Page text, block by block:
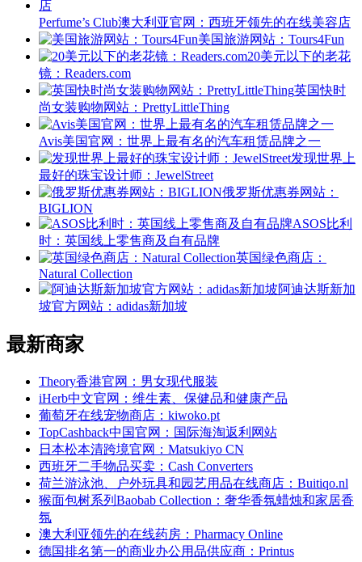
Perfume’s Club澳大利亚官网：西班牙领先的在线美容店
美国旅游网站：Tours4Fun
20美元以下的老花
镜：Readers.com
英国快时
尚女装购物网站：PrettyLittleThing
Avis美国官网：世界上最有名的汽车租赁品牌之一
发现世界上
最好的珠宝设计师：JewelStreet
俄罗斯优惠券网站：
BIGLION
ASOS比利
时：英国线上零售商及自有品牌
英国绿色商店：
Natural Collection
阿迪达斯新加
坡官方网站：adidas新加坡
最新商家
Theory香港官网：男女现代服装
iHerb中文官网：维生素、保健品和健康产品
葡萄牙在线宠物商店：kiwoko.pt
TopCashback中国官网：国际海淘返利网站
日本松本清跨境官网：Matsukiyo CN
西班牙二手物品买卖：Cash Converters
荷兰游泳池、户外玩具和园艺用品在线商店：Buitiqo.nl
猴面包树系列Baobab Collection：奢华香氛蜡烛和家居香
氛
澳大利亚领先的在线药房：Pharmacy Online
德国排名第一的商业办公用品供应商：Printus